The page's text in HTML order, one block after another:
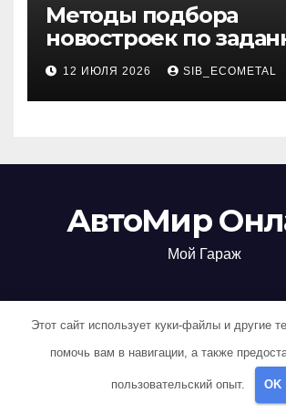
Методы подбора
новостроек по
критериям
12 ИЮЛЯ 2026 SIB_ECOMETAL
АвтоМир
Мой Гараж
Авокадо Авокадо Авокадо
Этот сайт использует куки-файлы и другие
помочь вам в навигации, а также
пользовательский опыт. OK